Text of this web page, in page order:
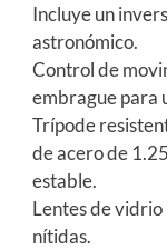
Incluye un
astronómico.
Control de
embrague para
Trípode
de acero de
estable.
Lentes de
nítidas.